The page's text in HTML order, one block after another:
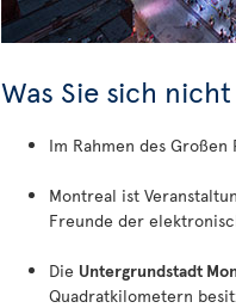
Was Sie sich
Im Rahmen des Großen
Montreal ist
Freunde der
Die Untergrundstadt
Quadratkilometern